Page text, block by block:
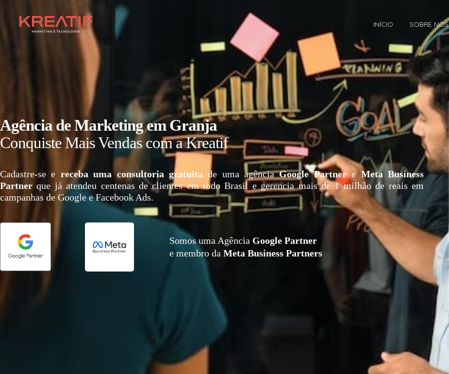
INÍCIO SOBRE NÓS
Agência de Marketing em Granja
Conquiste Mais Vendas com a Kreatif
Cadastre-se e receba uma consultoria gratuita de uma agênciaGoogle Partnere Meta Business
Partner que já atendeu centenas de clientes em todo Brasil e gerencia mais de 1 milhão de reais em
campanhas de Google e Facebook Ads.
Somos uma Agência Google Partner
e membro daMeta Business Partners